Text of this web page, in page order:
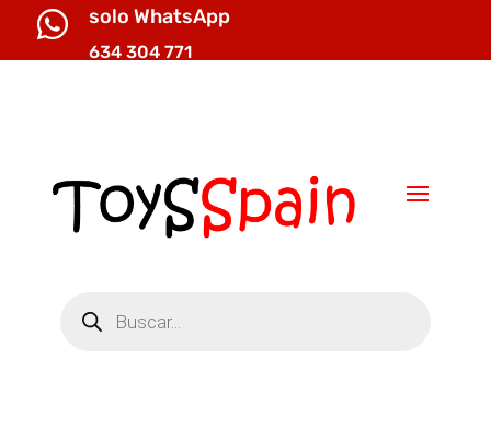
 solo WhatsApp
634 304 771
productos